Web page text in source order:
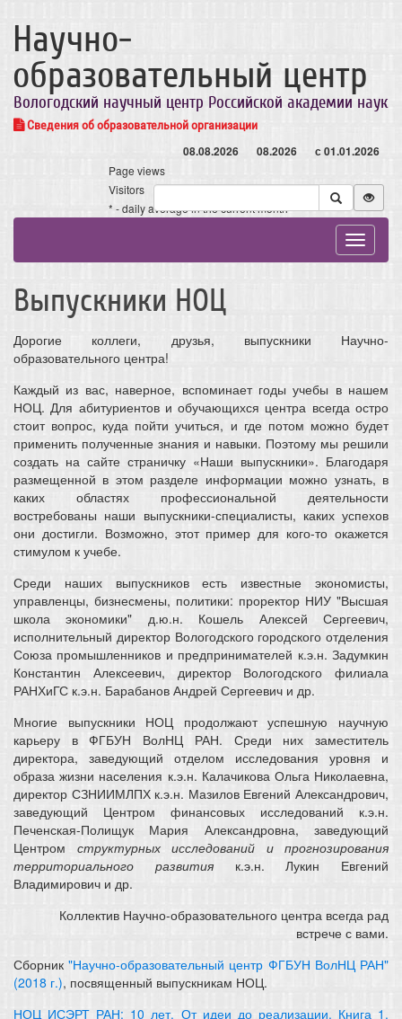
Научно-
образовательный центр
Вологодский научный центр Российской академии наук
Сведения об образовательной организации
08.08.2026 08.2026 с 01.01.2026
Page views
Visitors
* - daily average in the current month
Toggle
Выпускники НОЦ
Дорогие коллеги, друзья, выпускники Научно-
образовательного центра!
Каждый из вас, наверное, вспоминает годы учебы в нашем
НОЦ. Для абитуриентов и обучающихся центра всегда остро
стоит вопрос, куда пойти учиться, и где потом можно будет
применить полученные знания и навыки. Поэтому мы решили
создать на сайте страничку «Наши выпускники». Благодаря
размещенной в этом разделе информации можно узнать, в
каких областях профессиональной деятельности
востребованы наши выпускники-специалисты, каких успехов
они достигли. Возможно, этот пример для кого-то окажется
стимулом к учебе.
Среди наших выпускников есть известные экономисты,
управленцы, бизнесмены, политики: проректор НИУ "Высшая
школа экономики" д.ю.н. Кошель Алексей Сергеевич,
исполнительный директор Вологодского городского отделения
Союза промышленников и предпринимателей к.э.н. Задумкин
Константин Алексеевич, директор Вологодского филиала
РАНХиГС к.э.н. Барабанов Андрей Сергеевич и др.
Многие выпускники НОЦ продолжают успешную научную
карьеру в ФГБУН ВолНЦ РАН. Среди них заместитель
директора, заведующий отделом исследования уровня и
образа жизни населения к.э.н. Калачикова Ольга Николаевна,
директор СЗНИИМЛПХ к.э.н. Мазилов Евгений Александрович,
заведующий Центром финансовых исследований к.э.н.
Печенская-Полищук Мария Александровна, заведующий
Центром структурных исследований и прогнозирования
территориального развития к.э.н. Лукин Евгений
Владимирович и др.
Коллектив Научно-образовательного центра всегда рад
встрече с вами.
Сборник"Научно-образовательный центр ФГБУН ВолНЦ РАН"
(2018 г.), посвященный выпускникам НОЦ.
НОЦ ИСЭРТ РАН: 10 лет. От идеи до реализации. Книга 1.